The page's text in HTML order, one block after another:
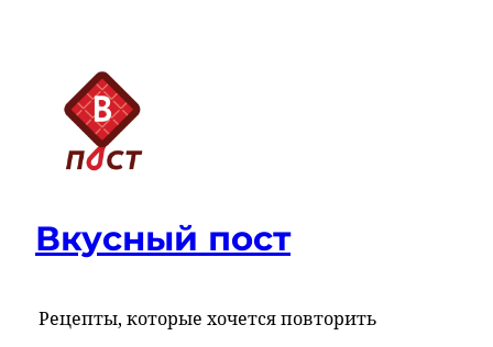
Вкусный пост
Рецепты, которые хочется повторить